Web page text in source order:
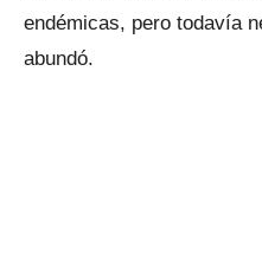
endémicas, pero todavía
abundó.